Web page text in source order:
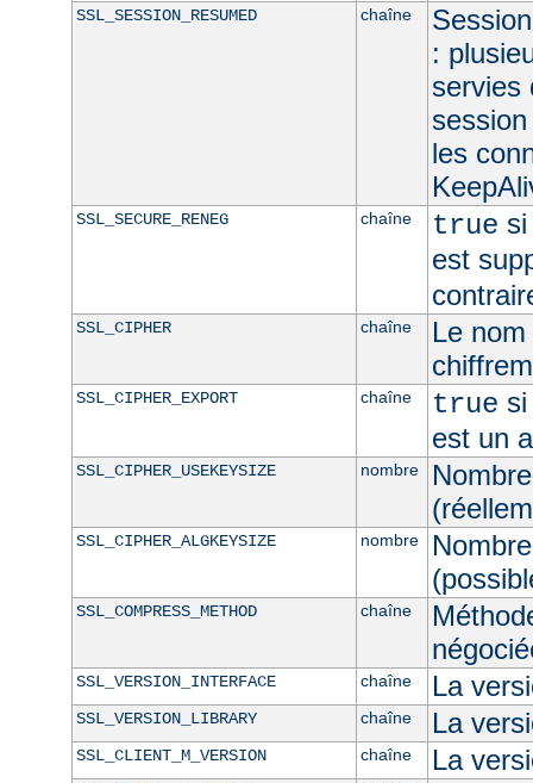
SSL_SESSION_RESUMED chaîne
:
servies
les
SSL_SECURE_RENEG chaîne true
est
SSL_CIPHER chaîne
Le
SSL_CIPHER_EXPORT chaîne true
est un
SSL_CIPHER_USEKEYSIZE nombre
SSL_CIPHER_ALGKEYSIZE nombre
SSL_COMPRESS_METHOD chaîne
SSL_VERSION_INTERFACE chaîne La
SSL_VERSION_LIBRARY chaîne La
SSL_CLIENT_M_VERSION chaîne La